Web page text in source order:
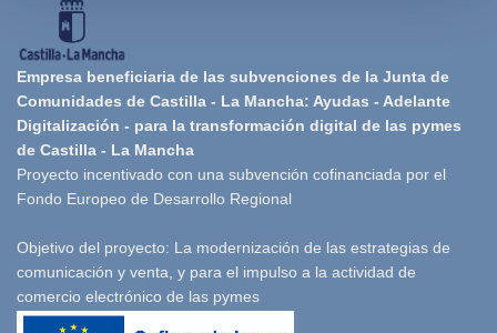
Empresa beneficiaria de las subvenciones de la Junta de
Comunidades de Castilla - La Mancha: Ayudas - Adelante
Digitalización - para la transformación digital de las pymes
de Castilla - La Mancha
Proyecto incentivado con una subvención cofinanciada por el
Fondo Europeo de Desarrollo Regional
Objetivo del proyecto: La modernización de las estrategias de
comunicación y venta, y para el impulso a la actividad de
comercio electrónico de las pymes